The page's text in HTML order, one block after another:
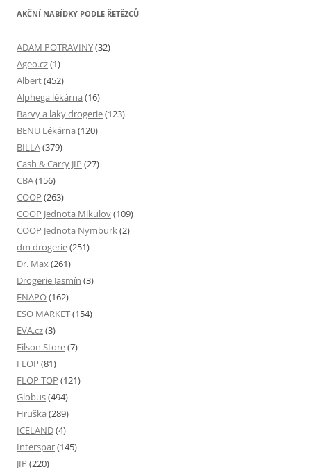
AKČNÍ NABÍDKY PODLE ŘETĚZCŮ
ADAM POTRAVINY(32)
Ageo.cz(1)
Albert(452)
Alphega lékárna (16)
Barvy a laky drogerie(123)
BENU Lékárna (120)
BILLA(379)
Cash & Carry JIP (27)
CBA(156)
COOP (263)
COOP Jednota Mikulov(109)
COOP Jednota Nymburk(2)
dm drogerie(251)
Dr. Max(261)
Drogerie Jasmín (3)
ENAPO(162)
ESO MARKET(154)
EVA.cz(3)
Filson Store(7)
FLOP (81)
FLOP TOP (121)
Globus(494)
Hruška (289)
ICELAND(4)
Interspar(145)
JIP (220)